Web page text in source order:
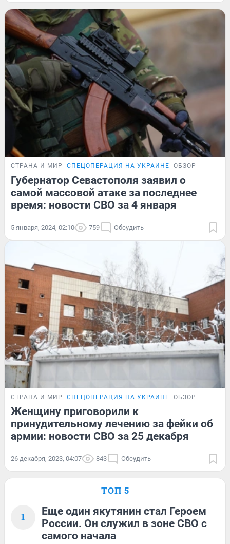
СТРАНА И МИР СПЕЦОПЕРАЦИЯ НА УКРАИНЕ ОБЗОР
Губернатор Севастополя заявил о
самой массовой атаке за последнее
время: новости СВО за 4 января
5 января, 2024, 02:10 759 Обсудить
СТРАНА И МИР СПЕЦОПЕРАЦИЯ НА УКРАИНЕ ОБЗОР
Женщину приговорили к
принудительному лечению за фейки об
армии: новости СВО за 25 декабря
26 декабря, 2023, 04:07 843 Обсудить
ТОП 5
1
Еще один якутянин стал Героем
России. Он служил в зоне СВО с
самого начала